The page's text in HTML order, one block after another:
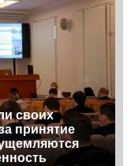
своих
принятие